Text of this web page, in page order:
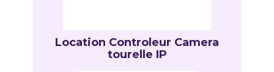
Location Controleur Camera
tourelle IP